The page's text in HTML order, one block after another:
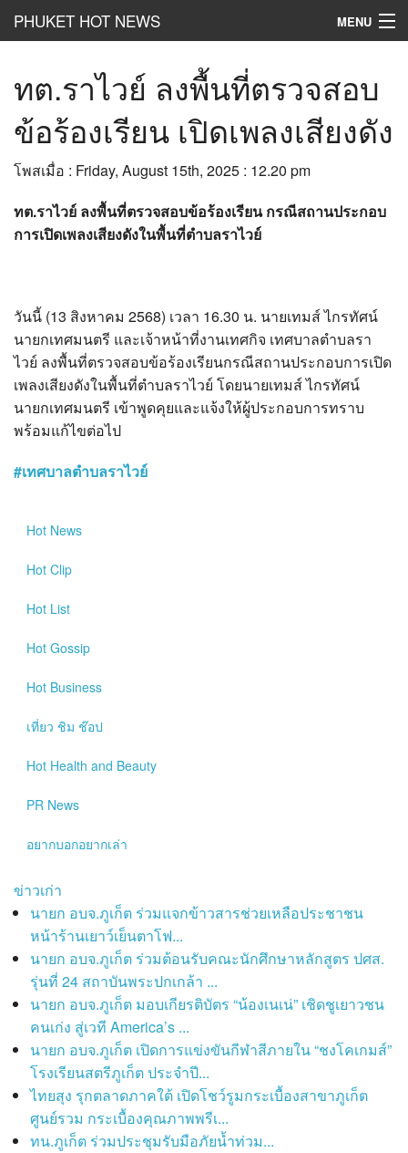
PHUKET HOT NEWS MENU
HotClip
HotList
HotGossip
HotBusiness
PR News
อยากบอกอยากเล่า
?>
ทต.ราไวย์ ลงพื้นที่ตรวจสอบ
ข้อร้องเรียน เปิดเพลงเสียงดัง
โพสเมื่อ : Friday, August 15th, 2025 : 12.20 pm
ทต.ราไวย์ ลงพื้นที่ตรวจสอบข้อร้องเรียน กรณีสถานประกอบ
การเปิดเพลงเสียงดังในพื้นที่ตำบลราไวย์
วันนี้ (13 สิงหาคม 2568) เวลา 16.30 น. นายเทมส์ ไกรทัศน์
นายกเทศมนตรี และเจ้าหน้าที่งานเทศกิจ เทศบาลตำบลรา
ไวย์ ลงพื้นที่ตรวจสอบข้อร้องเรียนกรณีสถานประกอบการเปิด
เพลงเสียงดังในพื้นที่ตำบลราไวย์ โดยนายเทมส์ ไกรทัศน์
นายกเทศมนตรี เข้าพูดคุยและแจ้งให้ผู้ประกอบการทราบ
พร้อมแก้ไขต่อไป
#เทศบาลตำบลราไวย์
Hot News
Hot Clip
Hot List
Hot Gossip
Hot Business
เที่ยว ชิม ช๊อป
Hot Health and Beauty
PR News
อยากบอกอยากเล่า
ข่าวเก่า
นายก อบจ.ภูเก็ต ร่วมแจกข้าวสารช่วยเหลือประชาชน
หน้าร้านเยาว์เย็นตาโฟ...
นายก อบจ.ภูเก็ต ร่วมต้อนรับคณะนักศึกษาหลักสูตร ปศส.
รุ่นที่ 24 สถาบันพระปกเกล้า ...
นายก อบจ.ภูเก็ต มอบเกียรติบัตร “น้องเนเน่” เชิดชูเยาวชน
คนเก่ง สู่เวที America’s ...
นายก อบจ.ภูเก็ต เปิดการแข่งขันกีฬาสีภายใน “ชงโคเกมส์”
โรงเรียนสตรีภูเก็ต ประจำปี...
ไทยสุง รุกตลาดภาคใต้ เปิดโชว์รูมกระเบื้องสาขาภูเก็ต
ศูนย์รวม กระเบื้องคุณภาพพรีเ...
ทน.ภูเก็ต ร่วมประชุมรับมือภัยน้ำท่วม...